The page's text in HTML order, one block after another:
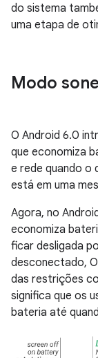
do sistema
uma etapa de
Modo
O Android 6.0
que economiza
e rede quando o
está em uma
Agora, no
economiza
ficar desligada
desconectado,
das restrições
significa que os
bateria até